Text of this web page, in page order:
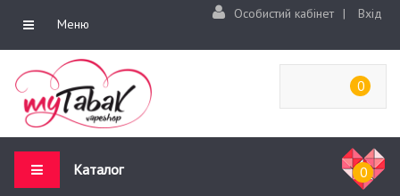
Меню
Особистий кабінет | Вхід
0
Каталог 0